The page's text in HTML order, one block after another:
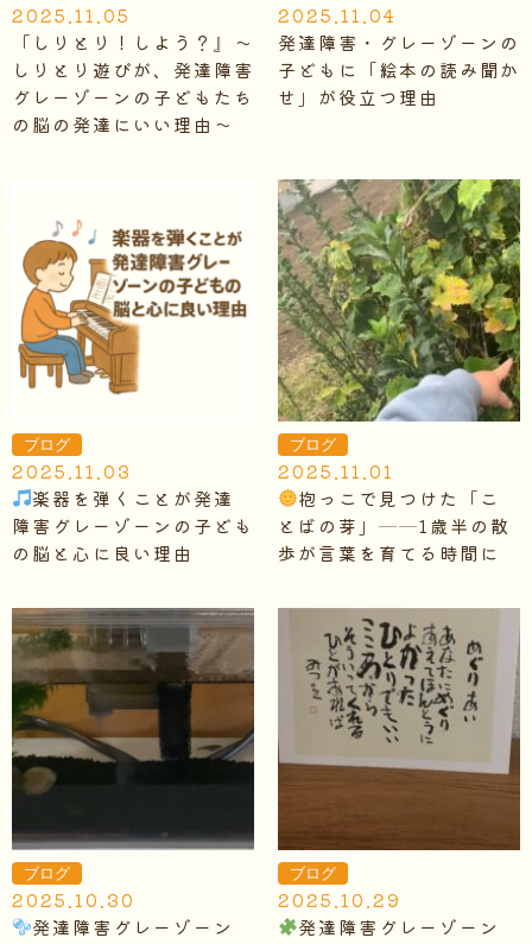
2025.11.05
「しりとり！しよう？』～
しりとり遊びが、発達障害
グレーゾーンの子どもたち
の脳の発達にいい理由～
2025.11.04
発達障害・グレーゾーンの
子どもに「絵本の読み聞か
せ」が役立つ理由
ブログ
2025.11.03
楽器を弾くことが発達
障害グレーゾーンの子ども
の脳と心に良い理由
ブログ
2025.11.01
抱っこで見つけた「こ
とばの芽」──1歳半の散
歩が言葉を育てる時間に
ブログ
2025.10.30
発達障害グレーゾーン
ブログ
2025.10.29
発達障害グレーゾーン